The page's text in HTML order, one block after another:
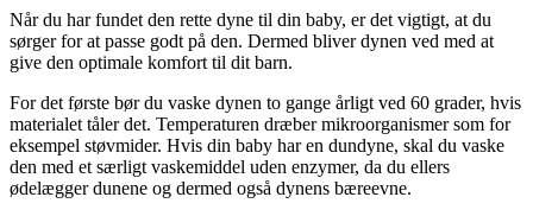
Når du har fundet den rette dyne til din baby, er det vigtigt, at du
sørger for at passe godt på den. Dermed bliver dynen ved med at
give den optimale komfort til dit barn.
For det første bør du vaske dynen to gange årligt ved 60 grader, hvis
materialet tåler det. Temperaturen dræber mikroorganismer som for
eksempel støvmider. Hvis din baby har en dundyne, skal du vaske
den med et særligt vaskemiddel uden enzymer, da du ellers
ødelægger dunene og dermed også dynens bæreevne.